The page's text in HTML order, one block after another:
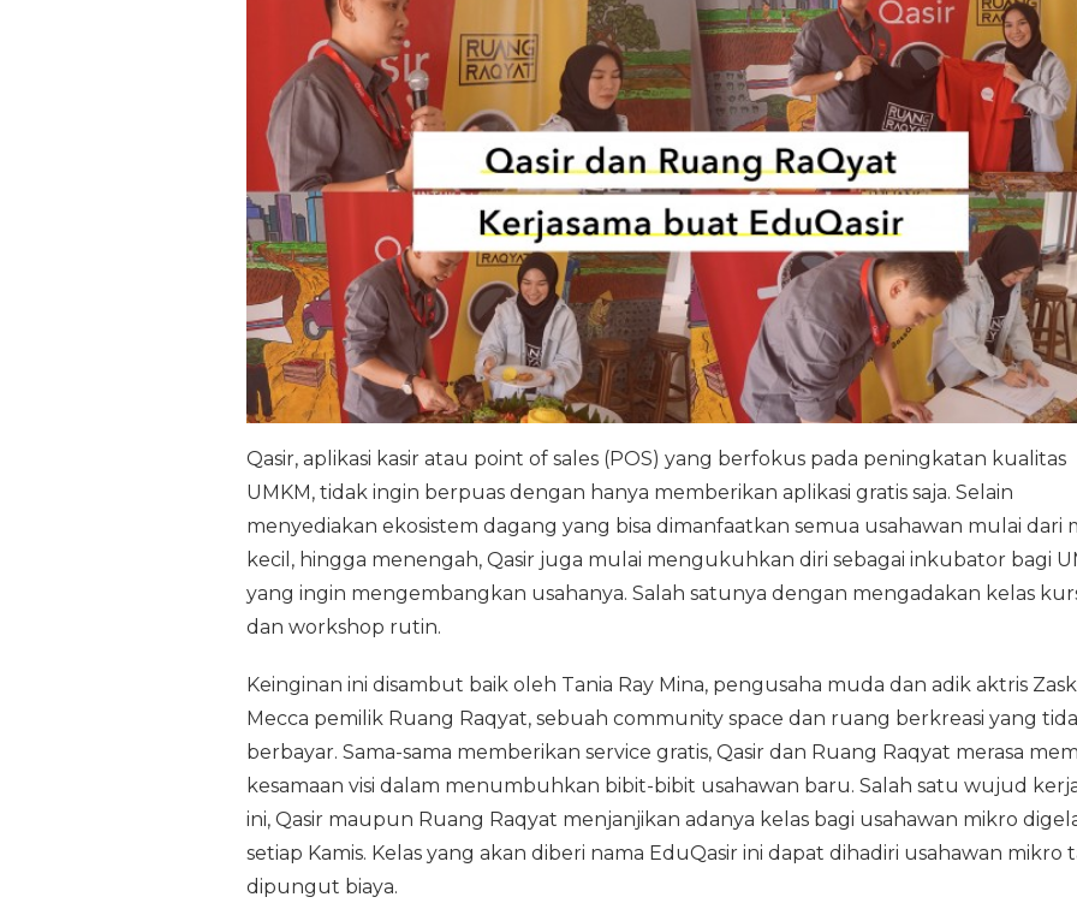
Qasir, aplikasi kasir atau point of sales (POS) yang berfokus pada peningkatan kualitas
UMKM, tidak ingin berpuas dengan hanya memberikan aplikasi gratis saja. Selain
menyediakan ekosistem dagang yang bisa dimanfaatkan semua usahawan mulai dari
kecil, hingga menengah, Qasir juga mulai mengukuhkan diri sebagai inkubator bagi
yang ingin mengembangkan usahanya. Salah satunya dengan mengadakan kelas
dan workshop rutin.
Keinginan ini disambut baik oleh Tania Ray Mina, pengusaha muda dan adik aktris
Mecca pemilik Ruang Raqyat, sebuah community space dan ruang berkreasi yang
berbayar. Sama-sama memberikan service gratis, Qasir dan Ruang Raqyat merasa
kesamaan visi dalam menumbuhkan bibit-bibit usahawan baru. Salah satu wujud
ini, Qasir maupun Ruang Raqyat menjanjikan adanya kelas bagi usahawan mikro
setiap Kamis. Kelas yang akan diberi nama EduQasir ini dapat dihadiri usahawan mikro
dipungut biaya.